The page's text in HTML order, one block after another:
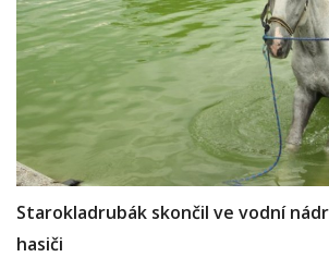
Starokladrubák skončil ve vodní
hasiči